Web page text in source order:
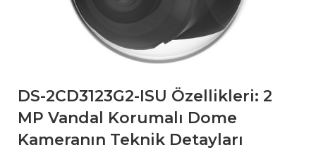
DS-2CD3123G2-ISU Özellikleri: 2
MP Vandal Korumalı Dome
Kameranın Teknik Detayları